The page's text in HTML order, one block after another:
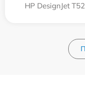
HP DesignJet